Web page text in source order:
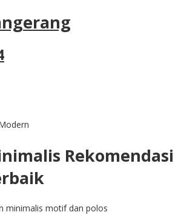
Rekomendasi
minimalis motif dan polos